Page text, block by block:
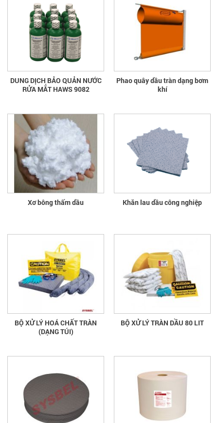
DUNG DỊCH BẢO QUẢN NƯỚC
RỬA MẮT HAWS 9082
Phao quây dầu tràn dạng bơm
khí
Xơ bông thấm dầu Khăn lau dầu công nghiệp
BỘ XỬ LÝ HOÁ CHẤT TRÀN
(DẠNG TÚI)
BỘ XỬ LÝ TRÀN DẦU 80 LIT